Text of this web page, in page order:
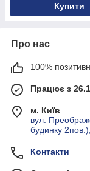
Купити
Про нас
100%
Працює з
м. Київ
вул.
будинку
Контакти